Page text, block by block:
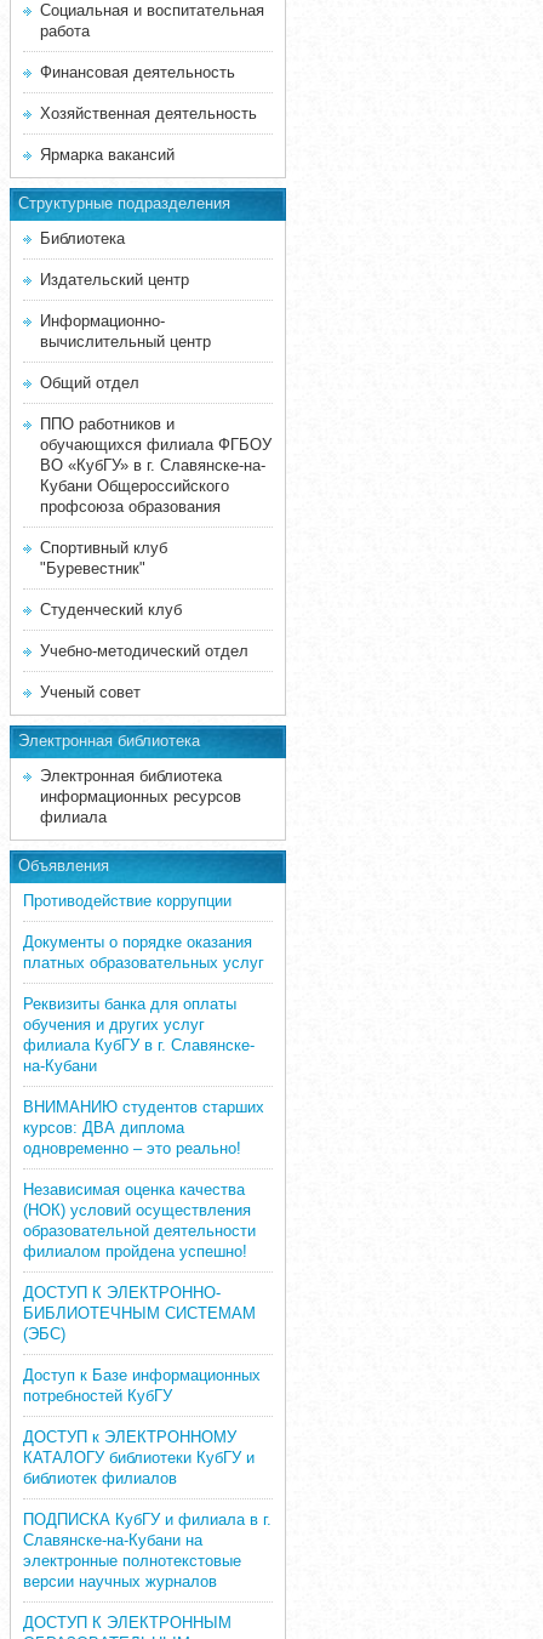
Социальная и воспитательная
работа
Финансовая деятельность
Хозяйственная деятельность
Ярмарка вакансий
Структурные подразделения
Библиотека
Издательский центр
Информационно-
вычислительный центр
Общий отдел
ППО работников и
обучающихся филиала ФГБОУ
ВО «КубГУ» в г. Славянске-на-
Кубани Общероссийского
профсоюза образования
Спортивный клуб
"Буревестник"
Студенческий клуб
Учебно-методический отдел
Ученый совет
Электронная библиотека
Электронная библиотека
информационных ресурсов
филиала
Объявления
Противодействие коррупции
Документы о порядке оказания
платных образовательных услуг
Реквизиты банка для оплаты
обучения и других услуг
филиала КубГУ в г. Славянске-
на-Кубани
ВНИМАНИЮ студентов старших
курсов: ДВА диплома
одновременно – это реально!
Независимая оценка качества
(НОК) условий осуществления
образовательной деятельности
филиалом пройдена успешно!
ДОСТУП К ЭЛЕКТРОННО-
БИБЛИОТЕЧНЫМ СИСТЕМАМ
(ЭБС)
Доступ к Базе информационных
потребностей КубГУ
ДОСТУП к ЭЛЕКТРОННОМУ
КАТАЛОГУ библиотеки КубГУ и
библиотек филиалов
ПОДПИСКА КубГУ и филиала в г.
Славянске-на-Кубани на
электронные полнотекстовые
версии научных журналов
ДОСТУП К ЭЛЕКТРОННЫМ